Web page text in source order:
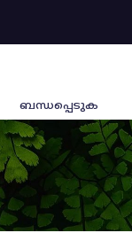
ബന്ധപ്പെടുക